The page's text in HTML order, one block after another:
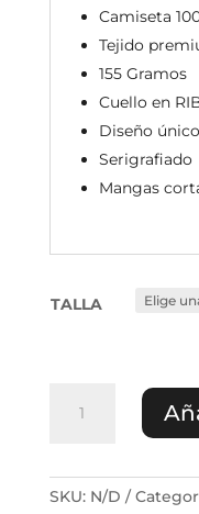
Camiseta
Tejido
155 Gramos
Cuello en
Diseño
Serigrafiado
Mangas
TALLA
NEGRA
SKU: N/D